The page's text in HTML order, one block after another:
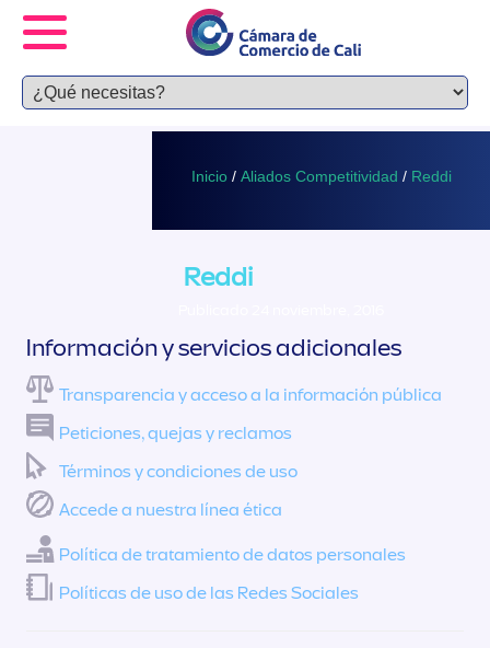
Inicio / Aliados Competitividad / Reddi
Reddi
Información y servicios adicionales
Transparencia y acceso a la información pública
Peticiones, quejas y reclamos
Términos y condiciones de uso
Accede a nuestra línea ética
Política de tratamiento de datos personales
Políticas de uso de las Redes Sociales